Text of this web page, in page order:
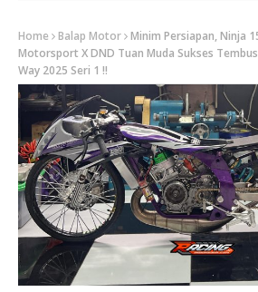
Home Balap Motor Minim Persiapan, Ninja
Motorsport X DND Tuan Muda Sukses
Way 2025 Seri 1 !!